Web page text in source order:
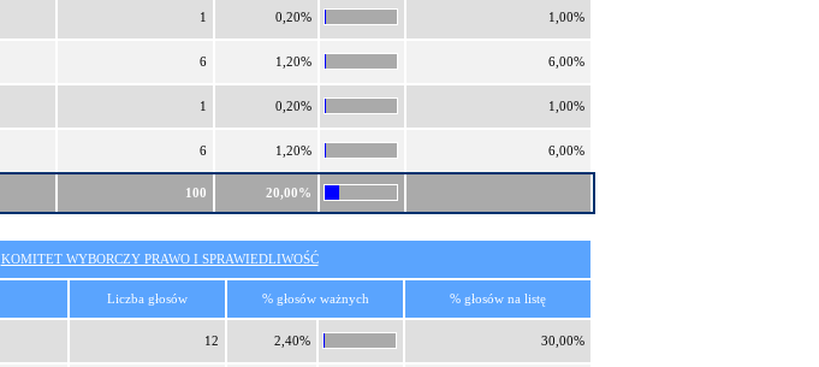
1 0,20% 1,00%
6 1,20% 6,00%
1 0,20% 1,00%
6 1,20% 6,00%
100 20,00%
KOMITET WYBORCZY PRAWO I SPRAWIEDLIWOŚĆ
Liczba głosów % głosów ważnych % głosów na listę
12 2,40% 30,00%